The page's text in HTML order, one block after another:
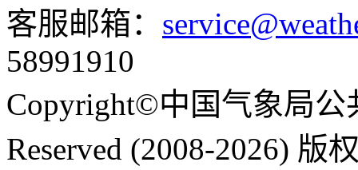
客服邮箱：
58991910
Copyright©中国气象局
Reserved (2008-2026) 版